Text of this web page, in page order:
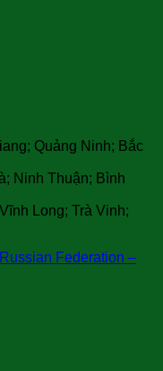
Quảng Ninh; Bắc
Ninh Thuận; Bình
Long; Trà Vinh;
Federation –